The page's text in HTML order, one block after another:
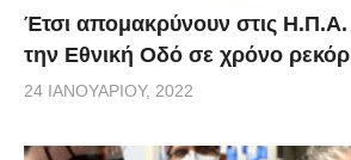
Έτσι απομακρύνουν στις Η.Π.Α.
την Εθνική Οδό σε χρόνο
24 ΙΑΝΟΥΑΡΊΟΥ, 2022